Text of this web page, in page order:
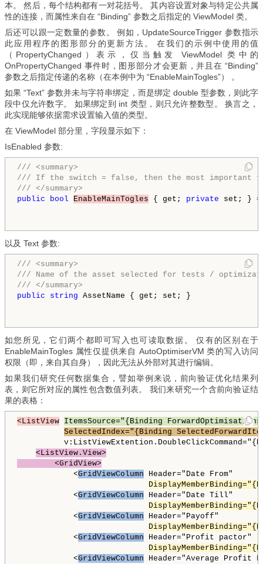
本。 然后，每个结构都有一对花括号。 其内容设置对象与特定公共属
性的连接，而属性来自在 “Binding” 参数之后指定的 ViewModel 类。
后还可以跟一定数量的参数。 例如，UpdateSourceTrigger 参数指示
此应用程序的图形部分的更新方法。 在我们的示例中使用的值
（PropertyChanged）表示，仅当触发 ViewModel 类中的
OnPropertyChanged 事件时，图形部分才会更新，并且在 “Binding”
参数之后指定传递的名称（在本例中为 “EnableMainTogles”） 。
如果 “Text” 参数并未与字符串绑定，而是绑定 double 型参数，则此字
段中仅允许数字。 如果绑定到 int 类型，则只允许整数型。 换言之，
此实现能够依据需求设置输入值的类型。
在 ViewModel 部分里，字段显示如下：
IsEnabled 参数:
/// <summary>
/// If the switch = false, then the most important
/// </summary>
public
bool EnableMainTogles { get; private set; }
以及 Text 参数:
/// <summary>
/// Name of the asset selected for tests /
/// </summary>
public
string AssetName { get; set; }
如您所见，它们两个都即可写入也可读取数据。 仅有的区别在于
EnableMainTogles 属性仅提供来自 AutoOptimiserVM 类的写入访问
权限（即，来自其自身），因此无法从外部对其进行编辑。
如果我们研究任何数据集合，譬如举例来说，前向验证优化结果列
表，则它所对应的属性包含数值列表。 我们来研究一个含前向验证结
果的表格：
<ListView ItemsSource="{Binding
SelectedIndex="{Binding
<ListView.View>
<GridView>
<GridViewColumn Header="Date From"
<GridViewColumn Header="Date Till"
<GridViewColumn Header="Payoff"
<GridViewColumn Header="Profit pactor"
<GridViewColumn Header="Average Profit